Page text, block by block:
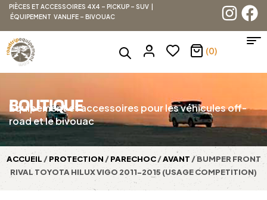
PIÈCES ET ACCESSOIRES 4X4 – PICKUP – SUV |
ÉQUIPEMENT VANLIFE – BIVOUAC
(0)
BOUTIQUE
Équipement et accessoires pour les véhicules off-
road et le bivouac
ACCUEIL /PROTECTION /PARECHOC/AVANT / BUMPER FRONT
RIVAL TOYOTA HILUX VIGO 2011-2015 (USAGE COMPETITION)